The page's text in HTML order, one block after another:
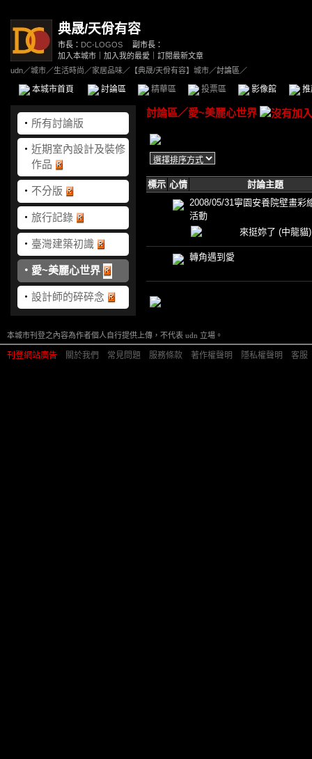
典晟/天佾有容
市長： DC-LOGOS
副市長：
加入本城市
加入我的最愛
訂閱最新文章
udn／城市／生活時尚 ／家居品味／ 【典晟/天佾有容】城市／討論區／
本城市首頁 討論區 精華區 投票區 影像館
‧ 所有討論版
‧ 近期室內設計及裝修
作品
‧ 不分版
‧ 旅行記錄
‧ 臺灣建築初識
‧ 愛~美麗心世界
‧ 設計師的碎碎念
討論區／愛~美麗心世界
標示 心情
討論主題
2008/05/31寧園安養院壁畫彩
活動
來挺妳了 (中龍貓)
轉角遇到愛
本城市刊登之內容為作者個人自行提供上傳，不代表 udn 立場。
刊登網站廣告 關於我們 常見問題 服務條款 著作權聲明 隱私權聲明 客服